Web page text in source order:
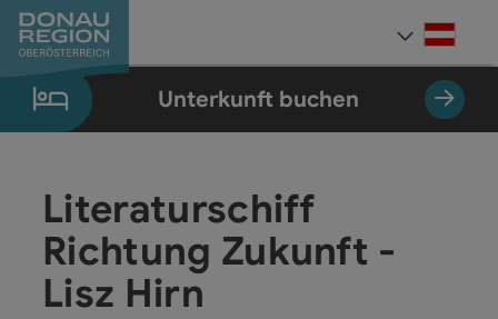
Zum Inhalt
Zur Navigation
Zum Seitenanfang
Zur Kontaktseite
Zum Impressum
Zur Startseite
Unterkunft buchen
Literaturschiff
Richtung Zukunft -
Lisz Hirn